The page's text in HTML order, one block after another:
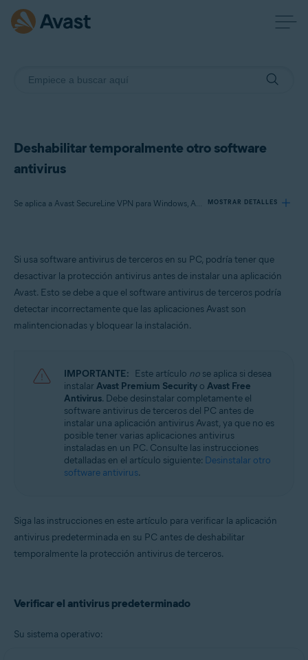
Deshabilitar temporalmente otro software
antivirus
Se aplica a Avast SecureLine VPN para Windows, Avast AntiTrack para Windows, Avast BreachGuard para Windows, Avast Cleanup Premium para Windows, Avast Driver Updater para Windows, Avast Battery Saver para Windows MOSTRAR DETALLES
Productos:
Avast SecureLine VPN 5.x para Windows
Avast BreachGuard 22.x para Windows
Avast Cleanup Premium 22.x para Windows
Avast Driver Updater 22.x para Windows
Microsoft Windows 11 Home/Pro/Enterprise/Education
Microsoft Windows 10 Home/Pro/Enterprise/Education - 32 o 64 bits
Microsoft Windows 8.1/Pro/Enterprise - 32 o 64 bits
Microsoft Windows 8/Pro/Enterprise - 32 o 64 bits
Microsoft Windows 7 Home Basic/Home
Premium/Professional/Enterprise/Ultimate - Service Pack 2, 32 o 64 bits
Si usa software antivirus de terceros en su PC, podría tener que
desactivar la protección antivirus antes de instalar una aplicación
Avast. Esto se debe a que el software antivirus de terceros podría
detectar incorrectamente que las aplicaciones Avast son
malintencionadas y bloquear la instalación.
IMPORTANTE: Este artículo no se aplica si desea
instalarAvast Premium Security o Avast Free
Antivirus. Debe desinstalar completamente el
software antivirus de terceros del PC antes de
instalar una aplicación antivirus Avast, ya que no es
posible tener varias aplicaciones antivirus
instaladas en un PC. Consulte las instrucciones
detalladas en el artículo siguiente: Desinstalar otro
software antivirus.
Siga las instrucciones en este artículo para verificar la aplicación
antivirus predeterminada en su PC antes de deshabilitar
temporalmente la protección antivirus de terceros.
Verificar el antivirus predeterminado
Su sistema operativo: